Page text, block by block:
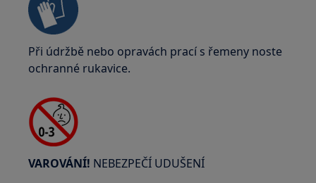
Při údržbě nebo opravách prací s řemeny noste
ochranné rukavice.
VAROVÁNÍ! NEBEZPEČÍ UDUŠENÍ